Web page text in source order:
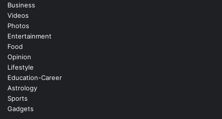
Business
Videos
Photos
Entertainment
Food
Opinion
Lifestyle
Education-Career
Astrology
Sports
Gadgets